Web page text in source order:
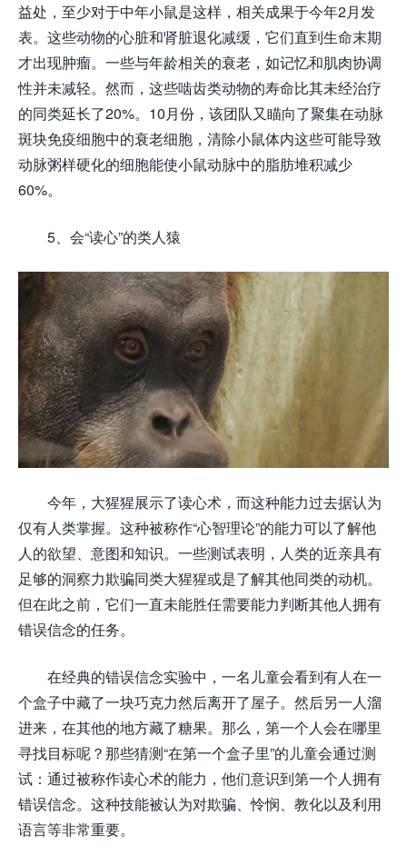
益处，至少对于中年小鼠是这样，相关成果于今年2月发
表。这些动物的心脏和肾脏退化减缓，它们直到生命末期
才出现肿瘤。一些与年龄相关的衰老，如记忆和肌肉协调
性并未减轻。然而，这些啮齿类动物的寿命比其未经治疗
的同类延长了20%。10月份，该团队又瞄向了聚集在动脉
斑块免疫细胞中的衰老细胞，清除小鼠体内这些可能导致
动脉粥样硬化的细胞能使小鼠动脉中的脂肪堆积减少
60%。
5、会“读心”的类人猿
今年，大猩猩展示了读心术，而这种能力过去据认为
仅有人类掌握。这种被称作“心智理论”的能力可以了解他
人的欲望、意图和知识。一些测试表明，人类的近亲具有
足够的洞察力欺骗同类大猩猩或是了解其他同类的动机。
但在此之前，它们一直未能胜任需要能力判断其他人拥有
错误信念的任务。
在经典的错误信念实验中，一名儿童会看到有人在一
个盒子中藏了一块巧克力然后离开了屋子。然后另一人溜
进来，在其他的地方藏了糖果。那么，第一个人会在哪里
寻找目标呢？那些猜测“在第一个盒子里”的儿童会通过测
试：通过被称作读心术的能力，他们意识到第一个人拥有
错误信念。这种技能被认为对欺骗、怜悯、教化以及利用
语言等非常重要。